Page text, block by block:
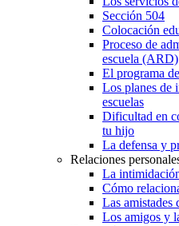
Sección 504
Colocación
Proceso de
escuela (ARD)
El programa
Los planes de
escuelas
Dificultad en
tu hijo
La defensa y
Relaciones
La
Cómo
Las amistades
Los amigos y